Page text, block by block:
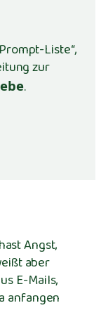
Liste“,
zur
.
Angst,
aber
E-Mails,
anfangen